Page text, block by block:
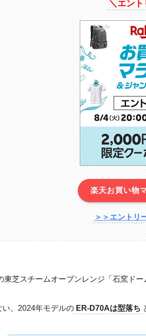
＼エン
楽天お買い物
＞＞エントリ
東芝スチームオーブンレンジ「石窯ド
い、2024年モデルの ER-D70Aは型落ち